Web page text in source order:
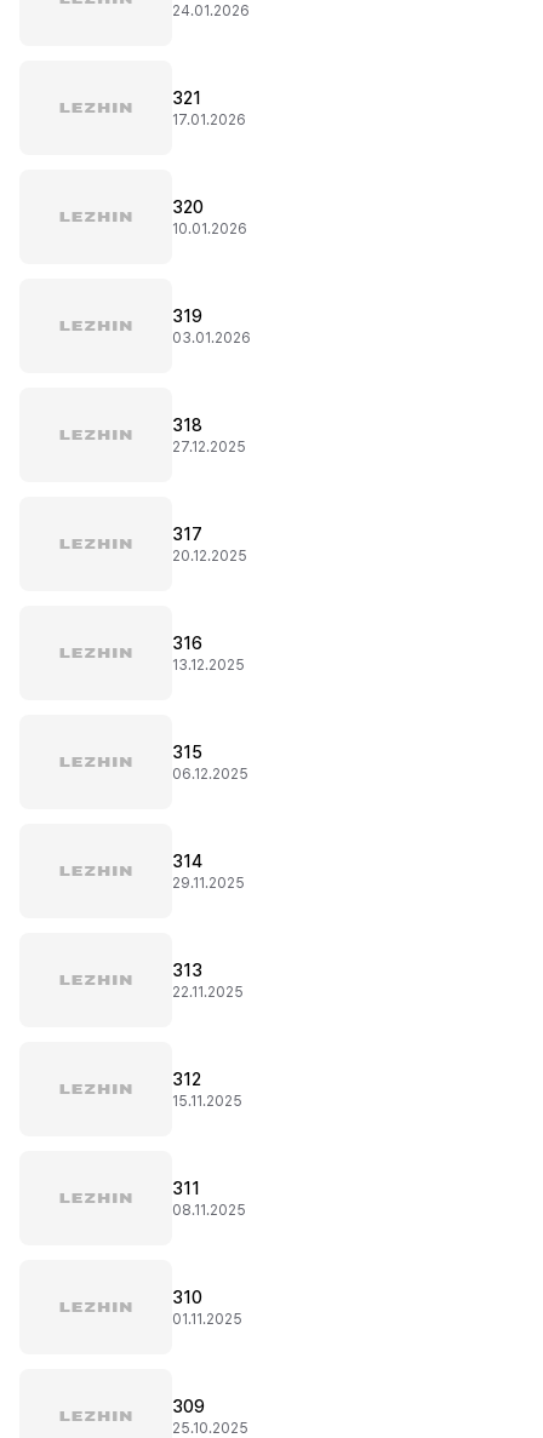
24.01.2026
321
17.01.2026
320
10.01.2026
319
03.01.2026
318
27.12.2025
317
20.12.2025
316
13.12.2025
315
06.12.2025
314
29.11.2025
313
22.11.2025
312
15.11.2025
311
08.11.2025
310
01.11.2025
309
25.10.2025